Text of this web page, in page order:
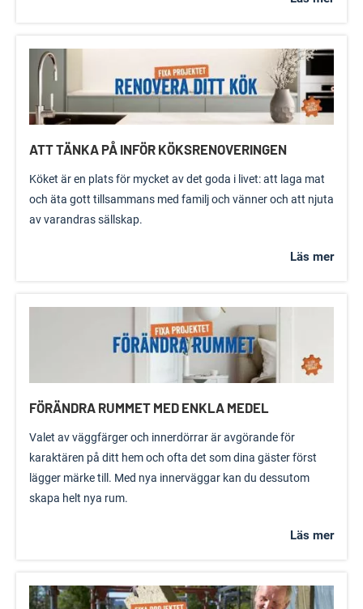
ATT TÄNKA PÅ INFÖR KÖKSRENOVERINGEN
Köket är en plats för mycket av det goda i livet: att laga mat
och äta gott tillsammans med familj och vänner och att njuta
av varandras sällskap.
Läs mer
FÖRÄNDRA RUMMET MED ENKLA MEDEL
Valet av väggfärger och innerdörrar är avgörande för
karaktären på ditt hem och ofta det som dina gäster först
lägger märke till. Med nya innerväggar kan du dessutom
skapa helt nya rum.
Läs mer